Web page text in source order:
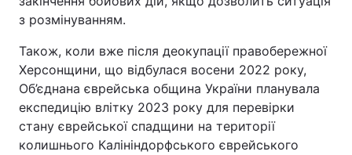
з розмінуванням.
Також, коли вже після деокупації правобережної
Херсонщини, що відбулася восени 2022 року,
Об’єднана єврейська община України планувала
експедицію влітку 2023 року для перевірки
стану єврейської спадщини на території
колишнього Калініндорфського єврейського